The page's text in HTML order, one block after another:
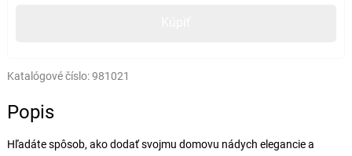
Katalógové číslo:981021
Popis
Hľadáte spôsob, ako dodať svojmu domovu nádych elegancie a